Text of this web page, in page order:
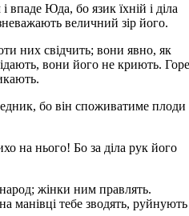
впаде Юда, бо язик їхній і діла
величний зір його.
них свідчить; вони явно, як
вони його не криють. Горе
бо він споживатиме плоди
на нього! Бо за діла рук його
жінки ним правлять.
манівці тебе зводять, руйнують